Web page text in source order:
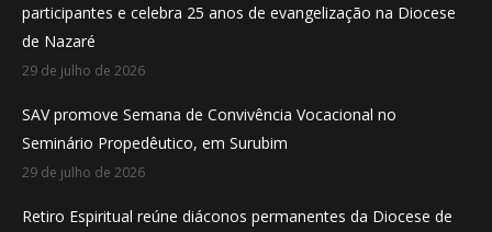
participantes e celebra 25 anos de evangelização na Diocese
de Nazaré
29 de julho de 2026
SAV promove Semana de Convivência Vocacional no
Seminário Propedêutico, em Surubim
29 de julho de 2026
Retiro Espiritual reúne diáconos permanentes da Diocese de